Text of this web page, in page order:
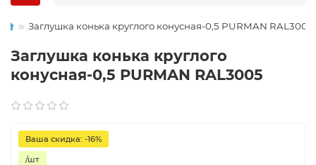
Заглушка конька круглого конусная-0,5 PURMAN RAL3005
Заглушка конька круглого
конусная-0,5 PURMAN RAL3005
Ваша скидка: -16%
/шт